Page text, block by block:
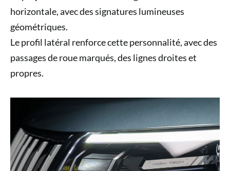
horizontale, avec des signatures lumineuses
géométriques.
Le profil latéral renforce cette personnalité, avec des
passages de roue marqués, des lignes droites et
propres.